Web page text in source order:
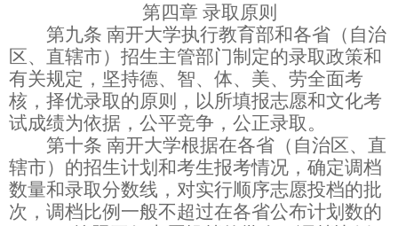
第四章 录取原则
第九条 南开大学执行教育部和各省（自治
区、直辖市）招生主管部门制定的录取政策和
有关规定，坚持德、智、体、美、劳全面考
核，择优录取的原则，以所填报志愿和文化考
试成绩为依据，公平竞争，公正录取。
第十条 南开大学根据在各省（自治区、直
辖市）的招生计划和考生报考情况，确定调档
数量和录取分数线，对实行顺序志愿投档的批
次，调档比例一般不超过在各省公布计划数的